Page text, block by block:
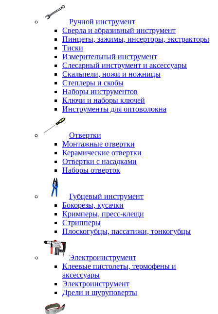
Ручной инструмент
Сверла и абразивный инструмент
Пинцеты, зажимы, инсерторы, экстракторы
Тиски
Измерительный инструмент
Слесарный инструмент и аксессуары
Скальпели, ножи и ножницы
Степлеры и скобы
Наборы инструментов
Ключи и наборы ключей
Инструменты для оптоволокна
Отвертки
Монтажные отвертки
Керамические отвертки
Отвертки с насадками
Наборы отверток
Губцевый инструмент
Бокорезы, кусачки
Кримперы, пресс-клещи
Стрипперы
Плоскогубцы, пассатижи, тонкогубцы
Электроинструмент
Клеевые пистолеты, термофены и
аксессуары
Электроинструмент
Дрели и шуруповерты